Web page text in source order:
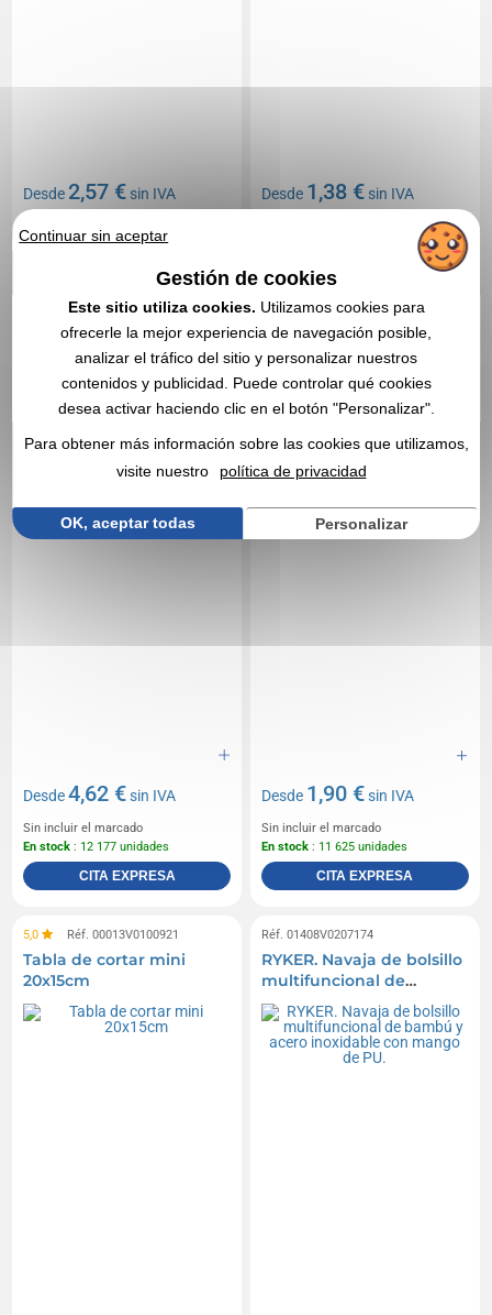
Desde 2,57 € sin IVA
En stock: 12 700 unidades
CITA EXPRESA
Desde 1,38 € sin IVA
CITA EXPRESA
Réf. 00013V0053387
Cuchillo de supervivencia
de emergencia
Desde4,62 €sin IVA
Sin incluir el marcado
En stock : 12 177 unidades
CITA EXPRESA
Réf. 01313V0111143
Cuchillo de plástico para
panadería
Desde 1,90 €sin IVA
Sin incluir el marcado
En stock : 11 625 unidades
CITA EXPRESA
5,0 Réf. 00013V0100921
Tabla de cortar mini
20x15cm
Réf. 01408V0207174
RYKER. Navaja de bolsillo
multifuncional de
bambú y acero
inoxidable con mango de
PU.
Continuar sin aceptar
Gestión de cookies
Este sitio utiliza cookies. Utilizamos cookies para
ofrecerle la mejor experiencia de navegación posible,
analizar el tráfico del sitio y personalizar nuestros
contenidos y publicidad. Puede controlar qué cookies
desea activar haciendo clic en el botón "Personalizar".
Para obtener más información sobre las cookies que utilizamos,
visite nuestro
política de privacidad
OK, aceptar todas Personalizar